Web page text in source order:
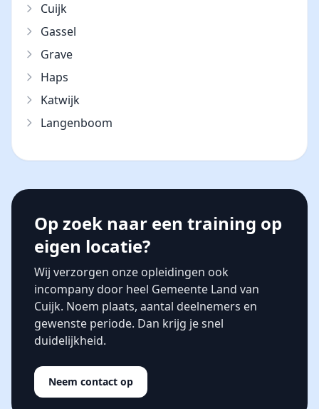
Cuijk
Gassel
Grave
Haps
Katwijk
Langenboom
Op zoek naar een training op
eigen locatie?
Wij verzorgen onze opleidingen ook
incompany door heel Gemeente Land van
Cuijk. Noem plaats, aantal deelnemers en
gewenste periode. Dan krijg je snel
duidelijkheid.
Neem contact op